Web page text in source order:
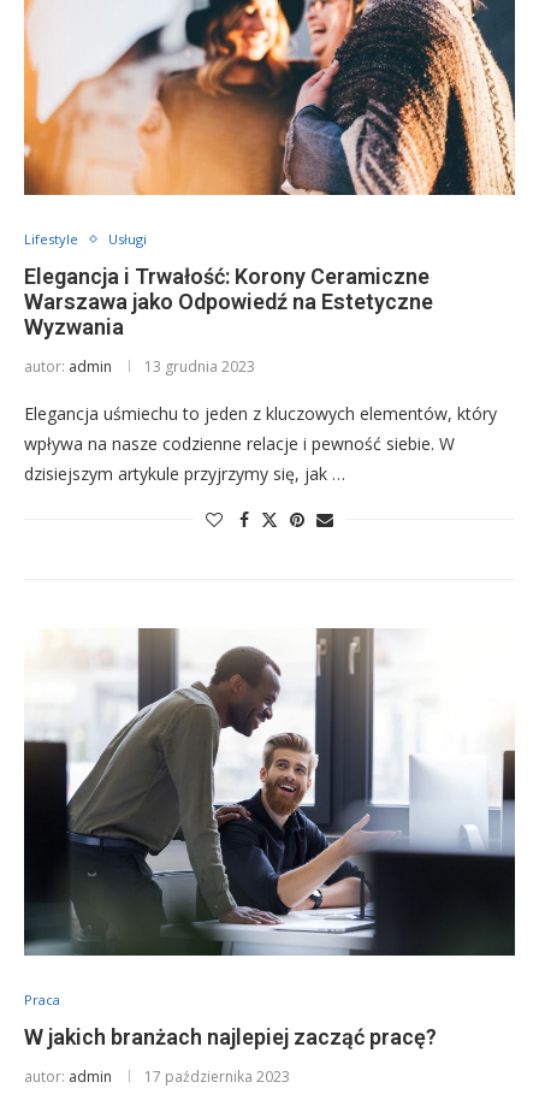
Lifestyle Usługi
Elegancja i Trwałość: Korony Ceramiczne
Warszawa jako Odpowiedź na Estetyczne
Wyzwania
autor: admin 13 grudnia 2023
Elegancja uśmiechu to jeden z kluczowych elementów, który
wpływa na nasze codzienne relacje i pewność siebie. W
dzisiejszym artykule przyjrzymy się, jak …
Praca
W jakich branżach najlepiej zacząć pracę?
autor: admin 17 października 2023